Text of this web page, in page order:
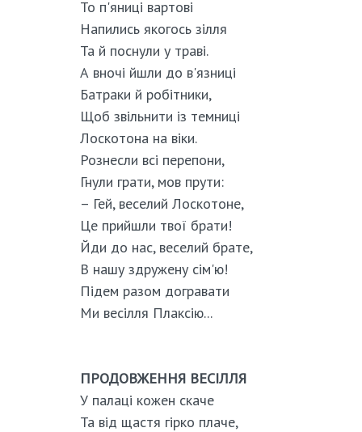
То п'яниці вартові
Напились якогось зілля
Та й поснули у траві.
А вночі йшли до в'язниці
Батраки й робітники,
Щоб звільнити із темниці
Лоскотона на віки.
Рознесли всі перепони,
Гнули грати, мов прути:
– Гей, веселий Лоскотоне,
Це прийшли твої брати!
Йди до нас, веселий брате,
В нашу здружену сім'ю!
Підем разом догравати
Ми весілля Плаксію...
ПРОДОВЖЕННЯ ВЕСІЛЛЯ
У палаці кожен скаче
Та від щастя гірко плаче,